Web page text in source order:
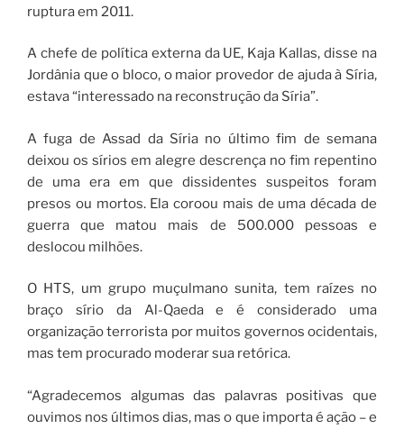
ruptura em 2011.
A chefe de política externa da UE, Kaja Kallas, disse na
Jordânia que o bloco, o maior provedor de ajuda à Síria,
estava “interessado na reconstrução da Síria”.
A fuga de Assad da Síria no último fim de semana
deixou os sírios em alegre descrença no fim repentino
de uma era em que dissidentes suspeitos foram
presos ou mortos. Ela coroou mais de uma década de
guerra que matou mais de 500.000 pessoas e
deslocou milhões.
O HTS, um grupo muçulmano sunita, tem raízes no
braço sírio da Al-Qaeda e é considerado uma
organização terrorista por muitos governos ocidentais,
mas tem procurado moderar sua retórica.
“Agradecemos algumas das palavras positivas que
ouvimos nos últimos dias, mas o que importa é ação – e